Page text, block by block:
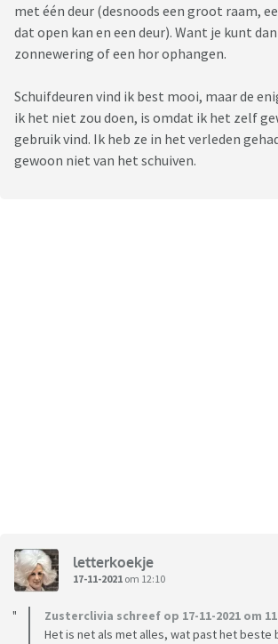
met één deur (desnoods een groot raam,
dat open kan en een deur). Want je kunt
zonnewering of een hor ophangen.
Schuifdeuren vind ik best mooi, maar de
ik het niet zou doen, is omdat ik het zelf
gebruik vind. Ik heb ze in het verleden
gewoon niet van het schuiven.
letterkoekje
17-11-2021 om 12:10
Zusterclivia schreef op 17-11-2021 om
Het is net als met alles, wat past het beste